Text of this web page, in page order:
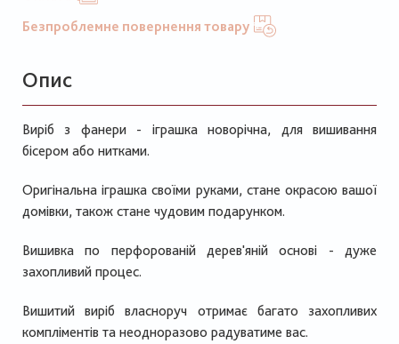
Безпроблемне повернення товару
Опис
Виріб з фанери - іграшка новорічна, для вишивання
бісером або нитками.
Оригінальна іграшка своїми руками, стане окрасою вашої
домівки, також стане чудовим подарунком.
Вишивка по перфорованій дерев'яній основі - дуже
захопливий процес.
Вишитий виріб власноруч отримає багато захопливих
компліментів та неодноразово радуватиме вас.